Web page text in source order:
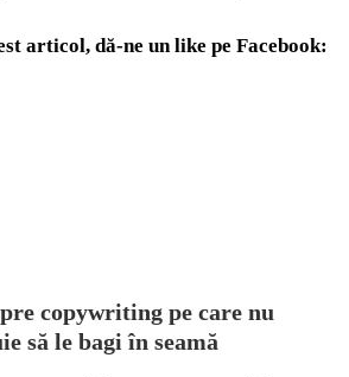
articol, dă-ne un like pe Facebook:
copywriting pe care nu
să le bagi în seamă